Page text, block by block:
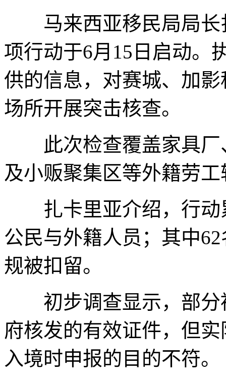
马来西亚移民局局长
项行动于6月15日启动。
供的信息，对赛城、加
场所开展突击核查。
此次检查覆盖家具厂
及小贩聚集区等外籍劳
扎卡里亚介绍，行动
公民与外籍人员；其中
规被扣留。
初步调查显示，部分
府核发的有效证件，但
入境时申报的目的不符。